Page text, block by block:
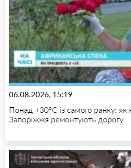
06.08.2026, 15:19
Понад +30°C із самого ранку:
Запоріжжя ремонтують дорогу